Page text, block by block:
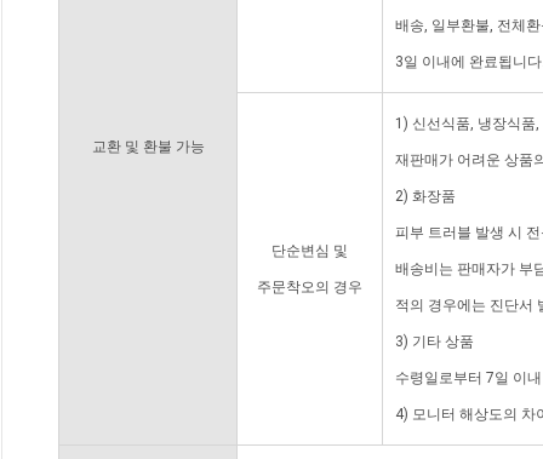
교환 및 환불 가능
배송, 일부환불, 전체
3일 이내에 완료됩니
단순변심 및
주문착오의 경우
1) 신선식품, 냉장식품
재판매가 어려운 상품
2) 화장품
피부 트러블 발생 시
배송비는 판매자가 부
적의 경우에는 진단서
3) 기타 상품
수령일로부터 7일 이
4) 모니터 해상도의 차